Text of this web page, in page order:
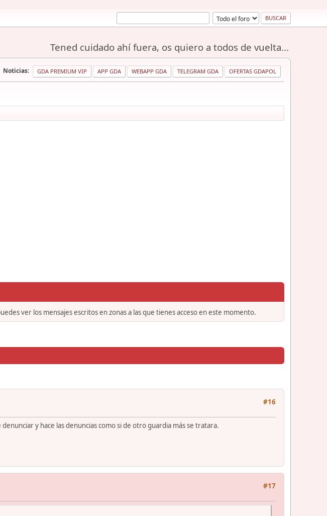
Tened cuidado ahí fuera, os quiero a todos de vuelta...
Noticias: GDA PREMIUM VIP APP GDA WEBAPP GDA TELEGRAM GDA OFERTAS GDAPOL
ver los mensajes escritos en zonas a las que tienes acceso en este momento.
#16
y hace las denuncias como si de otro guardia más se tratara.
#17